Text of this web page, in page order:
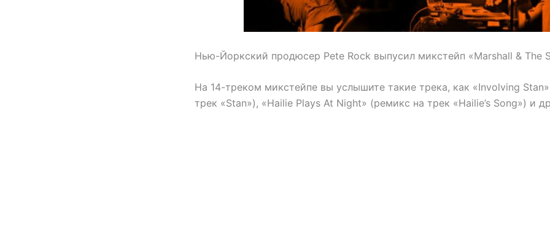
Нью-Йоркский продюсер Pete Rock выпусил микстейп «Marshall & The
На 14-треком микстейпе вы услышите такие трека, как «Involving
трек «Stan»), «Hailie Plays At Night» (ремикс на трек «Hailie’s Song») и